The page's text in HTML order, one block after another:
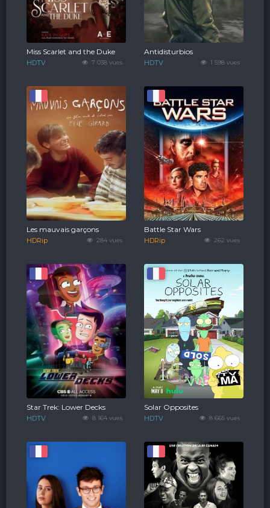
7 038 vues
Miss Scarlet and the Duke
HDTV 1 598 vues
Antidisturbios
HDTV
284 vues
Les mauvais garçons
HDRip 262 vues
Battle Star Wars
HDRip
8 164 vues
Star Trek: Lower Decks
HDTV 8 665 vues
Solar Opposites
HDTV